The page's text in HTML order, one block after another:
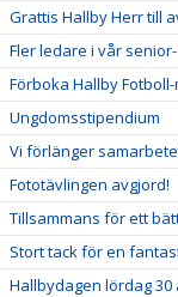
Grattis Hallby Herr till
Fler ledare i vår
Förboka Hallby
Ungdomsstipendium
Vi förlänger
Fototävlingen avgjord!
Tillsammans för ett
Stort tack för en
Hallbydagen lördag 30